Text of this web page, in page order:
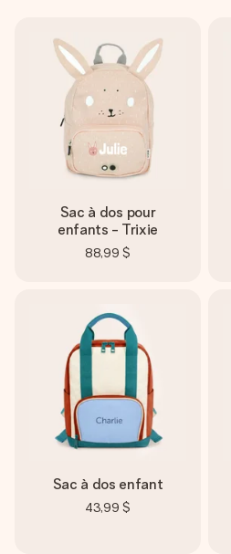
Sac à dos pour
enfants - Trixie
88,99 $
Sac à dos enfant
43,99 $